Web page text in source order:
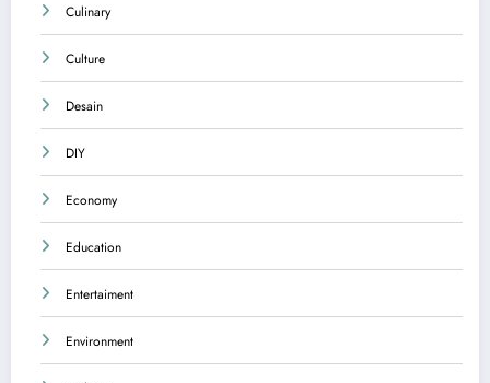
Culinary
Culture
Desain
DIY
Economy
Education
Entertaiment
Environment